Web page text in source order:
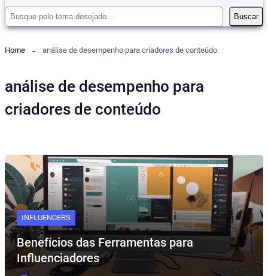
Pesquisar Buscar
Home análise de desempenho para criadores de conteúdo
análise de desempenho para
criadores de conteúdo
INFLUENCERS
Benefícios das Ferramentas para
Influenciadores